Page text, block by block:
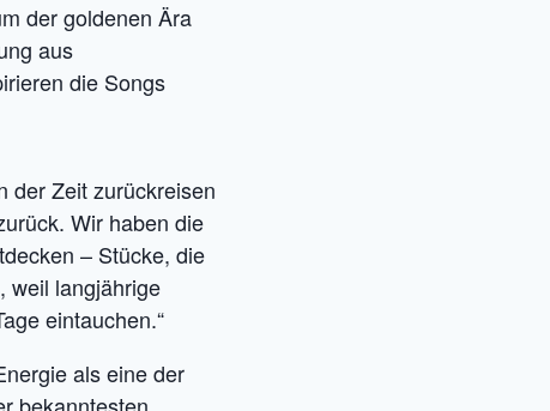
der goldenen Ära
aus
die Songs
der Zeit zurückreisen
Wir haben die
– Stücke, die
weil langjährige
eintauchen.“
als eine der